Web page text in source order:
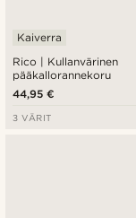
Rico | Kullanvärinen
pääkallorannekoru
Kaiverra
44,95 €
3 VÄRIT